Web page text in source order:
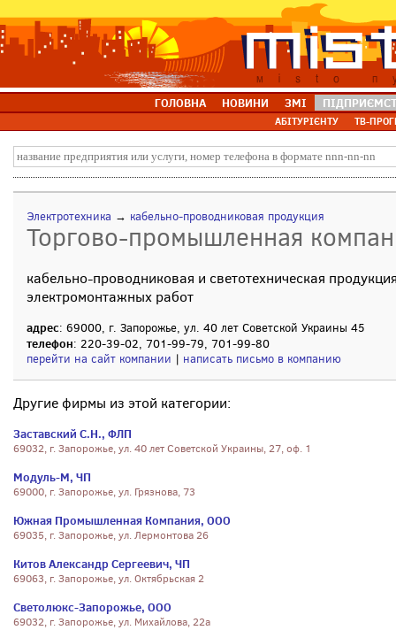
ГОЛОВНА НОВИНИ ЗМІ
АБІТУРІЄНТУ ТВ-
Электротехника → кабельно-проводниковая продукция
Торгово-промышленная
кабельно-проводниковая и светотехническая
электромонтажных работ
адрес: 69000, г. Запорожье, ул. 40 лет Советской Украины 45
телефон: 220-39-02, 701-99-79, 701-99-80
перейти на сайт компании | написать письмо в компанию
Другие фирмы из этой категории:
Заставский С.Н., ФЛП
69032, г. Запорожье, ул. 40 лет Советской Украины, 27, оф. 1
Модуль-М, ЧП
69000, г. Запорожье, ул. Грязнова, 73
Южная Промышленная Компания, ООО
69035, г. Запорожье, ул. Лермонтова 26
Китов Александр Сергеевич, ЧП
69063, г. Запорожье, ул. Октябрьская 2
Светолюкс-Запорожье, ООО
69032, г. Запорожье, ул. Михайлова, 22а